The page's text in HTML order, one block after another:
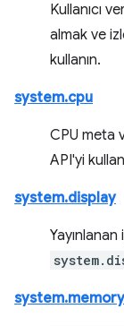
Kullanıcı
almak ve
kullanın.
system.cpu
CPU meta
API'yi
system.display
system.memory